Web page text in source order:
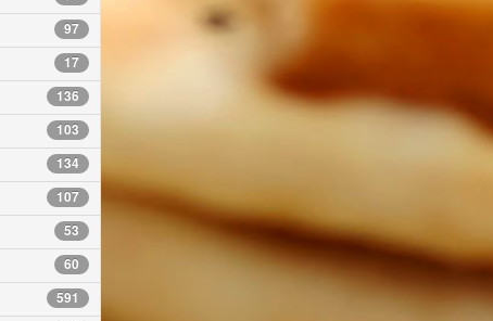
97
17
136
103
134
107
53
60
591